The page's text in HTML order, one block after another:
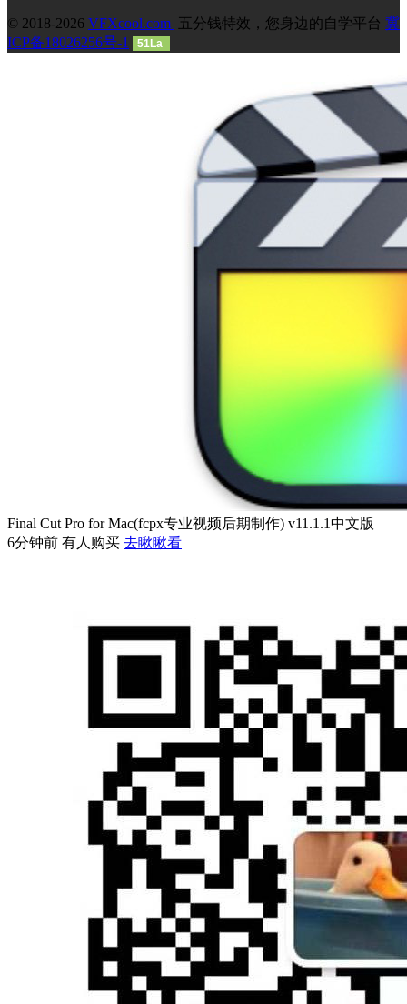
© 2018-2026 VFXcool.com 五分钱特效，您身边的自学平台 冀
ICP备18026256号-1
51La
Final Cut Pro for Mac(fcpx专业视频后期制作) v11.1.1中文版
6分钟前 有人购买 去瞅瞅看